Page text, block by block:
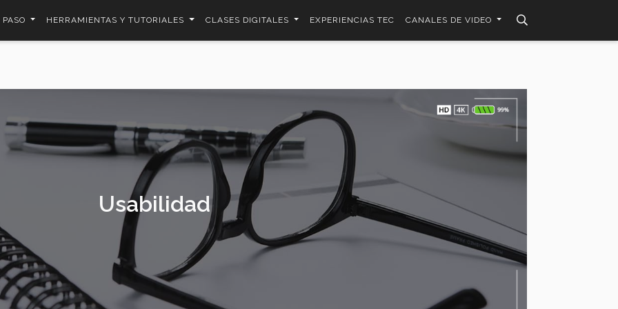
HERRAMIENTAS Y TUTORIALES CLASES DIGITALES EXPERIENCIAS TEC CANALES DE VIDEO
Usabilidad